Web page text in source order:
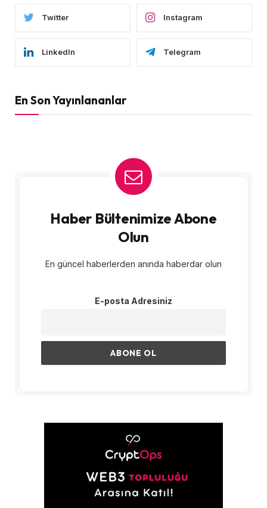
Twitter Instagram
LinkedIn Telegram
En Son Yayınlananlar
Haber Bültenimize Abone
Olun
En güncel haberlerden anında haberdar olun
E-posta Adresiniz